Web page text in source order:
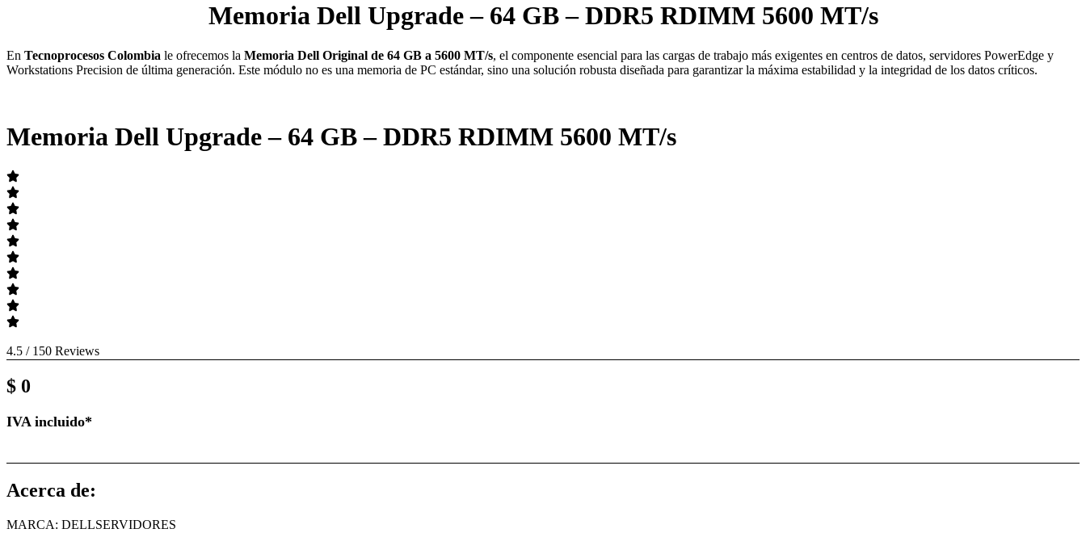
Memoria Dell Upgrade – 64 GB – DDR5 RDIMM 5600 MT/s
En Tecnoprocesos Colombia le ofrecemos la Memoria Dell Original de 64 GB a 5600 MT/s, el componente esencial para las cargas de trabajo más exigentes en centros de datos, servidores PowerEdge y
Workstations Precision de última generación. Este módulo no es una memoria de PC estándar, sino una solución robusta diseñada para garantizar la máxima estabilidad y la integridad de los datos críticos.
Memoria Dell Upgrade – 64 GB – DDR5 RDIMM 5600 MT/s
4.5 / 150 Reviews
$ 0
IVA incluido*
Acerca de:
MARCA: DELLSERVIDORES